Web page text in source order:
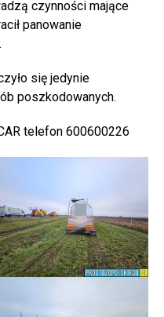
czynności mające
panowanie
się jedynie
poszkodowanych.
telefon 600600226